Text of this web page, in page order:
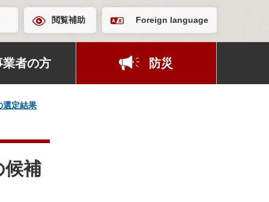
閲覧補助 Foreign language
業者の方 防災
選定結果
候補